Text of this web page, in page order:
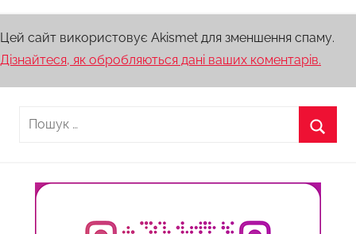
Цей сайт використовує Akismet для зменшення спаму.
Дізнайтеся, як обробляються дані ваших коментарів.
Пошук: